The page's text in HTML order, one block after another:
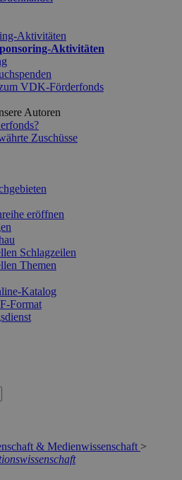
Aktivitäten
Aktivitäten
VDK-Förderfonds
Autoren
Zuschüsse
eröffnen
Schlagzeilen
Themen
Katalog
Format
& Medienwissenschaft >